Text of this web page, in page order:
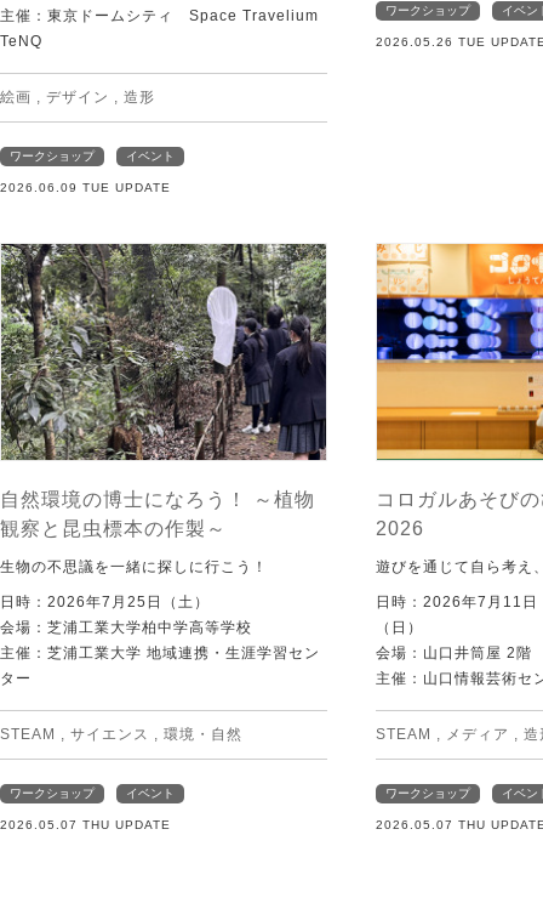
主催：東京ドームシティ Space Travelium
TeNQ
絵画 デザイン 造形
ワークショップ イベント
2026.06.09 TUE UPDATE
ワークショップ イベン
2026.05.26 TUE
自然環境の博士になろう！ ～植物
観察と昆虫標本の作製～
生物の不思議を一緒に探しに行こう！
日時：2026年7月25日（土）
会場：芝浦工業大学柏中学高等学校
主催：芝浦工業大学 地域連携・生涯学習セン
ター
STEAM サイエンス 環境・自然
ワークショップ イベント
2026.05.07 THU UPDATE
コロガルあそび
2026
遊びを通じて自ら考え
日時：2026年7月11
（日）
会場：山口井筒屋 2階
主催：山口情報芸術セ
STEAM メディア 造
ワークショップ イベン
2026.05.07 THU